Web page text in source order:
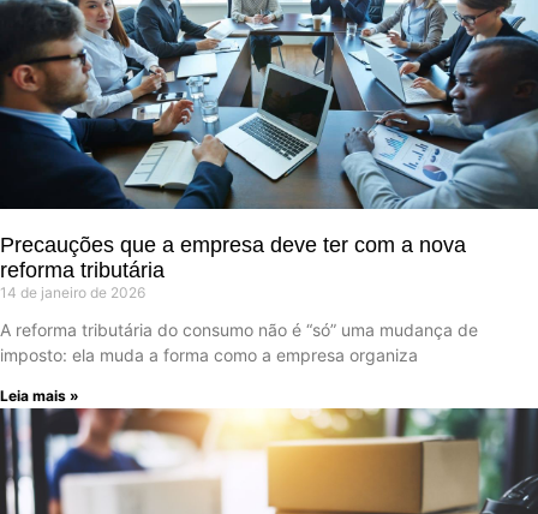
Precauções que a empresa deve ter com a nova
reforma tributária
14 de janeiro de 2026
A reforma tributária do consumo não é “só” uma mudança de
imposto: ela muda a forma como a empresa organiza
Leia mais »